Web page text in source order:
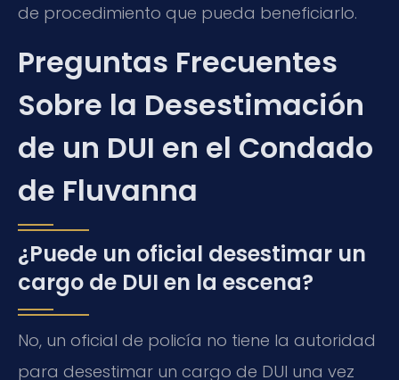
de procedimiento que pueda beneficiarlo.
Preguntas Frecuentes
Sobre la Desestimación
de un DUI en el Condado
de Fluvanna
¿Puede un oficial desestimar un
cargo de DUI en la escena?
No, un oficial de policía no tiene la autoridad
para desestimar un cargo de DUI una vez